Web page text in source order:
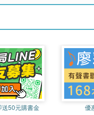
送50元購書金 優